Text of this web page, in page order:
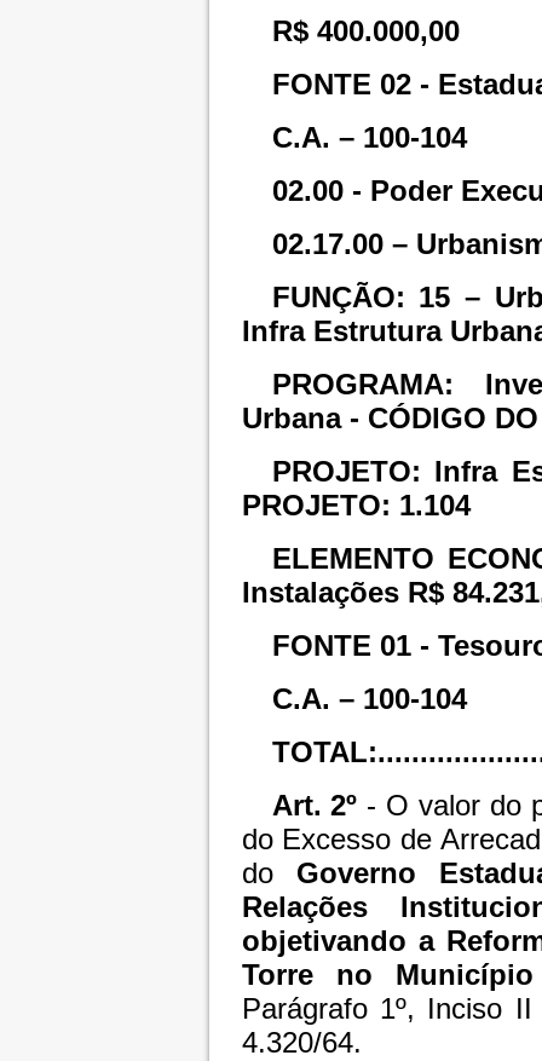
R$ 400.000,00
FONTE 02 -
C.A. – 100-104
02.00 - Poder
02.17.00 –
FUNÇÃO: 15 –
Infra Estrutura
PROGRAMA:
Urbana - CÓDIGO
PROJETO: Infra
PROJETO: 1.104
ELEMENTO
Instalações R$
FONTE 01 -
C.A. – 100-104
Art. 2º - O valor do
do Excesso de
do Governo
Relações
objetivando a
Torre no
Parágrafo 1º, Inciso
4.320/64.